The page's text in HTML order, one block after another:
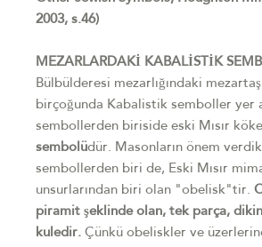
2003, s.46)
MEZARLARDAKİ KABALİSTİK
Bülbülderesi mezarlığındaki
birçoğunda Kabalistik semboller yer
sembollerden biriside eski Mısır
sembolüdür. Masonların önem
sembollerden biri de, Eski Mısır
unsurlarından biri olan "obelisk"tir.
piramit şeklinde olan, tek parça,
kuledir. Çünkü obeliskler ve